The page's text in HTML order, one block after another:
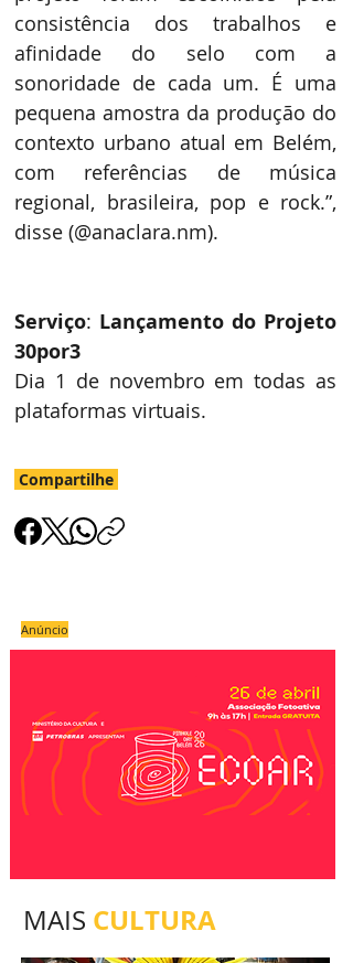
consistência dos trabalhos e
afinidade do selo com a
sonoridade de cada um. É uma
pequena amostra da produção do
contexto urbano atual em Belém,
com referências de música
regional, brasileira, pop e rock.”,
disse (@anaclara.nm).
Serviço: Lançamento do Projeto
30por3
Dia 1 de novembro em todas as
plataformas virtuais.
Compartilhe
Anúncio
MAIS CULTURA